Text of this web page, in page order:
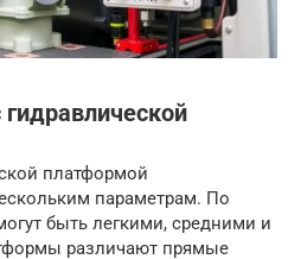
платформой
параметрам. По
быть легкими, средними и
различают прямые